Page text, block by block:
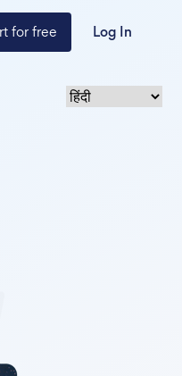
for free Log In